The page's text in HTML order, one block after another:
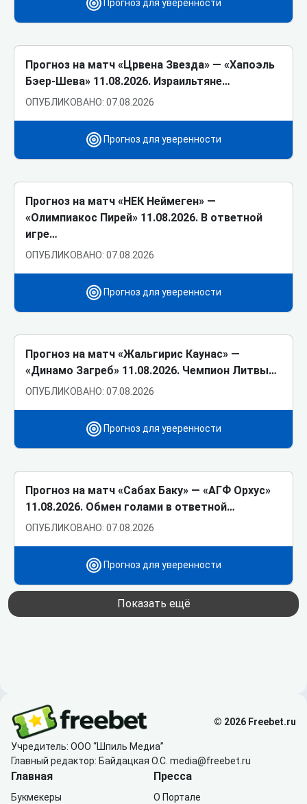
Прогноз для уверенности
Прогноз на матч «Црвена Звезда» ― «Хапоэль
Бэер-Шева» 11.08.2026. Израильтяне…
ОПУБЛИКОВАНО: 07.08.2026
Прогноз для уверенности
Прогноз на матч «НЕК Неймеген» ―
«Олимпиакос Пирей» 11.08.2026. В ответной
игре…
ОПУБЛИКОВАНО: 07.08.2026
Прогноз для уверенности
Прогноз на матч «Жальгирис Каунас» ―
«Динамо Загреб» 11.08.2026. Чемпион Литвы…
ОПУБЛИКОВАНО: 07.08.2026
Прогноз для уверенности
Прогноз на матч «Сабах Баку» ― «АГФ Орхус»
11.08.2026. Обмен голами в ответной…
ОПУБЛИКОВАНО: 07.08.2026
Прогноз для уверенности
Показать ещё
© 2026 Freebet.ru
Учредитель: ООО “Шпиль Медиа”
Главный редактор: Байдацкая О.С. media@freebet.ru
Главная
Букмекеры
Пресса
О Портале